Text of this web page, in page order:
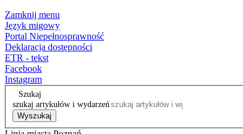
Zamknij menu
Język migowy
Portal Niepełnosprawność
Deklaracja dostępności
ETR - tekst
Facebook
Instagram
Szukaj
szukaj artykułów i wydarzeń
Wyszukaj